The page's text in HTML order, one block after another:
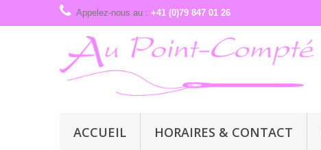
Appelez-nous au : +41 (0)79 847 01 26
ACCUEIL HORAIRES & CONTACT